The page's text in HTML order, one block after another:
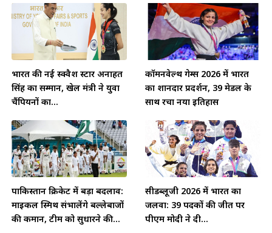
भारत की नई स्क्वैश स्टार अनाहत
सिंह का सम्मान, खेल मंत्री ने युवा
चैंपियनों का...
कॉमनवेल्थ गेम्स 2026 में भारत
का शानदार प्रदर्शन, 39 मेडल के
साथ रचा नया इतिहास
पाकिस्तान क्रिकेट में बड़ा बदलाव:
माइकल स्मिथ संभालेंगे बल्लेबाजों
की कमान, टीम को सुधारने की...
सीडब्लूजी 2026 में भारत का
जलवा: 39 पदकों की जीत पर
पीएम मोदी ने दी...